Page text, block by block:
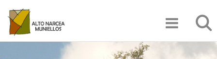
contenido
principal